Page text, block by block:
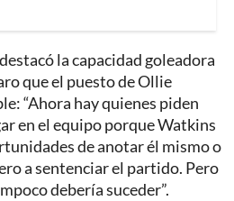
la capacidad goleadora
que el puesto de Ollie
“Ahora hay quienes piden
en el equipo porque Watkins
de anotar él mismo o
a sentenciar el partido. Pero
debería suceder”.